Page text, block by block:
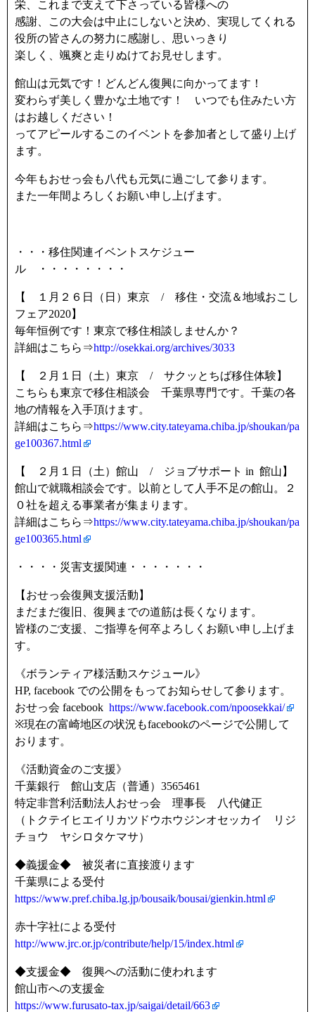
栄、これまで支えて下さっている皆様への
感謝、この大会は中止にしないと決め、実現してくれる
役所の皆さんの努力に感謝し、思いっきり
楽しく、颯爽と走りぬけてお見せします。
館山は元気です！どんどん復興に向かってます！
変わらず美しく豊かな土地です！ いつでも住みたい方
はお越しください！
ってアピールするこのイベントを参加者として盛り上げ
ます。
今年もおせっ会も八代も元気に過ごして参ります。
また一年間よろしくお願い申し上げます。
・・・移住関連イベントスケジュー
ル ・・・・・・・・
【 １月２６日（日）東京 / 移住・交流＆地域おこし
フェア2020】
毎年恒例です！東京で移住相談しませんか？
詳細はこちら⇒http://osekkai.org/archives/3033
【 ２月１日（土）東京 / サクッとちば移住体験】
こちらも東京で移住相談会 千葉県専門です。千葉の各
地の情報を入手頂けます。
詳細はこちら⇒https://www.city.tateyama.chiba.jp/shoukan/pa
ge100367.html
【 ２月１日（土）館山 / ジョブサポート in 館山】
館山で就職相談会です。以前として人手不足の館山。２
０社を超える事業者が集まります。
詳細はこちら⇒https://www.city.tateyama.chiba.jp/shoukan/pa
ge100365.html
・・・・災害支援関連・・・・・・・
【おせっ会復興支援活動】
まだまだ復旧、復興までの道筋は長くなります。
皆様のご支援、ご指導を何卒よろしくお願い申し上げま
す。
《ボランティア様活動スケジュール》
HP, facebook での公開をもってお知らせして参ります。
おせっ会 facebook https://www.facebook.com/npoosekkai/
※現在の富崎地区の状況もfacebookのページで公開して
おります。
《活動資金のご支援》
千葉銀行 館山支店（普通）3565461
特定非営利活動法人おせっ会 理事長 八代健正
（トクテイヒエイリカツドウホウジンオセッカイ リジ
チョウ ヤシロタケマサ）
◆義援金◆ 被災者に直接渡ります
千葉県による受付
https://www.pref.chiba.lg.jp/bousaik/bousai/gienkin.html
赤十字社による受付
http://www.jrc.or.jp/contribute/help/15/index.html
◆支援金◆ 復興への活動に使われます
館山市への支援金
https://www.furusato-tax.jp/saigai/detail/663